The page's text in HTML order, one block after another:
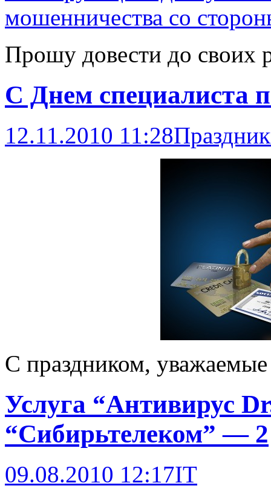
мошенничества со
Прошу довести до своих
С Днем специалиста
12.11.2010 11:28
С праздником, уважаемые
Услуга “Антивирус
“Сибирьтелеком” — 2
09.08.2010 12:17IT